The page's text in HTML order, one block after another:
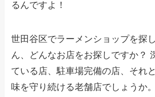
るんですよ！
世田谷区でラーメンショップを探
ん、どんなお店をお探しですか？
ている店、駐車場完備の店、それ
味を守り続ける老舗店でしょうか